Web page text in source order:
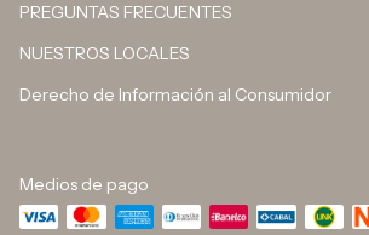
PREGUNTAS FRECUENTES
NUESTROS LOCALES
Derecho de Información al Consumidor
Medios de pago